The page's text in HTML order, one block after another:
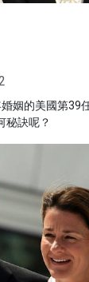
姻的美國第39
秘訣呢？